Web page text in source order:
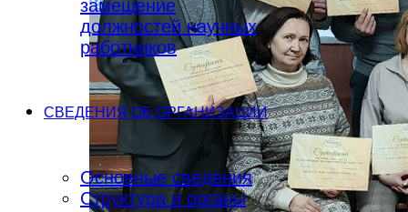
замещение
должностей научных
работников
СВЕДЕНИЯ ОБ ОРГАНИЗАЦИИ
Основные сведения
Структура и органы